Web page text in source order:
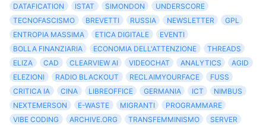
DATAFICATION
ISTAT SIMONDON
UNDERSCORE
TECNOFASCISMO
BREVETTI RUSSIA NEWSLETTER
GPL
ENTROPIA MASSIMA
ETICA DIGITALE
EVENTI
BOLLA FINANZIARIA
ECONOMIA DELL'ATTENZIONE
THREADS
ELIZA
CAD CLEARVIEW AI VIDEOCHAT ANALYTICS
AGID
ELEZIONI
RADIO BLACKOUT RECLAIMYOURFACE
FUSS
CRITICA IA
CINA LIBREOFFICE GERMANIA ICT
NIMBUS
NEXTEMERSON
E-WASTE MIGRANTI
PROGRAMMARE
VIBE CODING
ARCHIVE.ORG TRANSFEMMINISMO
SERVER